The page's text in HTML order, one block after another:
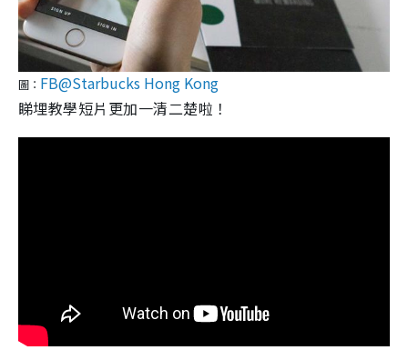
圖： FB@Starbucks Hong Kong
睇埋教學短片更加一清二楚啦！